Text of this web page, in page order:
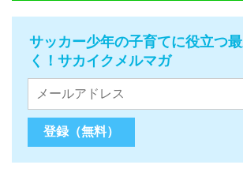
サッカー少年の子育てに役立つ
く！サカイクメルマガ